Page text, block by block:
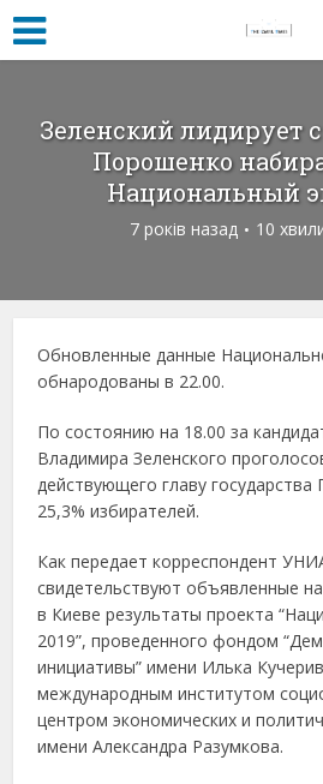
Зеленский лидирует с
Порошенко
Национальный
7 років назад 10
Обновленные данные
обнародованы в 22.00.
По состоянию на 18.00 за
Владимира Зеленского
действующего главу
25,3% избирателей.
Как передает корреспондент
свидетельствуют объявленные
в Киеве результаты проекта
2019”, проведенного фондом
инициативы” имени Илька
международным институтом
центром экономических и
имени Александра Разумкова.